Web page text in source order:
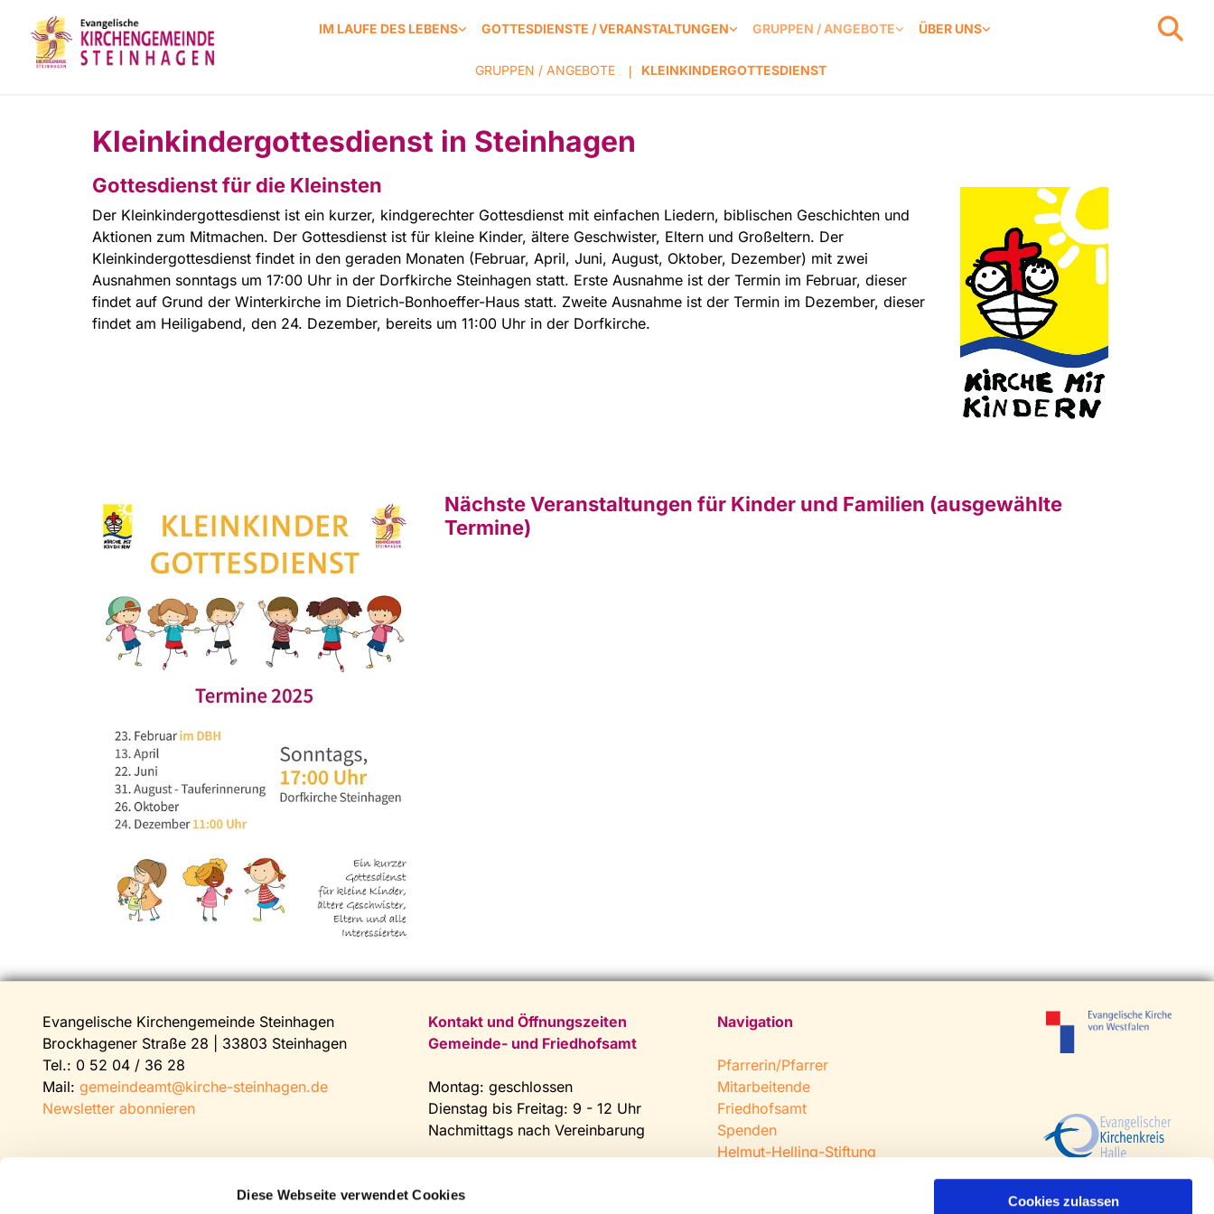
Diese Webseite verwendet Cookies Cookies zulassen
IM LAUFE DES LEBENS GOTTESDIENSTE / VERANSTALTUNGEN GRUPPEN / ANGEBOTE ÜBER UNS
GRUPPEN / ANGEBOTE | KLEINKINDERGOTTESDIENST
Kleinkindergottesdienst in Steinhagen
Gottesdienst für die Kleinsten
Der Kleinkindergottesdienst ist ein kurzer, kindgerechter Gottesdienst mit einfachen Liedern, biblischen Geschichten und
Aktionen zum Mitmachen. Der Gottesdienst ist für kleine Kinder, ältere Geschwister, Eltern und Großeltern. Der
Kleinkindergottesdienst findet in den geraden Monaten (Februar, April, Juni, August, Oktober, Dezember) mit zwei
Ausnahmen sonntags um 17:00 Uhr in der Dorfkirche Steinhagen statt. Erste Ausnahme ist der Termin im Februar, dieser
findet auf Grund der Winterkirche im Dietrich-Bonhoeffer-Haus statt. Zweite Ausnahme ist der Termin im Dezember, dieser
findet am Heiligabend, den 24. Dezember, bereits um 11:00 Uhr in der Dorfkirche.
Nächste Veranstaltungen für Kinder und Familien (ausgewählte
Termine)
Evangelische Kirchengemeinde Steinhagen
Brockhagener Straße 28 | 33803 Steinhagen
Tel.: 0 52 04 / 36 28
Mail: gemeindeamt@kirche-steinhagen.de
Newsletter abonnieren
Kontakt und Öffnungszeiten
Gemeinde- und Friedhofsamt
Montag: geschlossen
Dienstag bis Freitag: 9 - 12 Uhr
Nachmittags nach Vereinbarung
Fax: 0 52 04 / 25 65
Navigation
Pfarrerin/Pfarrer
Mitarbeitende
Friedhofsamt
Spenden
Helmut-Helling-Stiftung